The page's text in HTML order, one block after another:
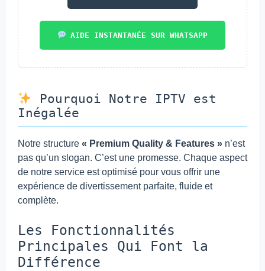
AIDE INSTANTANÉE SUR WHATSAPP
Pourquoi Notre IPTV est
Inégalée
Notre structure « Premium Quality & Features » n’est
pas qu’un slogan. C’est une promesse. Chaque aspect
de notre service est optimisé pour vous offrir une
expérience de divertissement parfaite, fluide et
complète.
Les Fonctionnalités
Principales Qui Font la
Différence